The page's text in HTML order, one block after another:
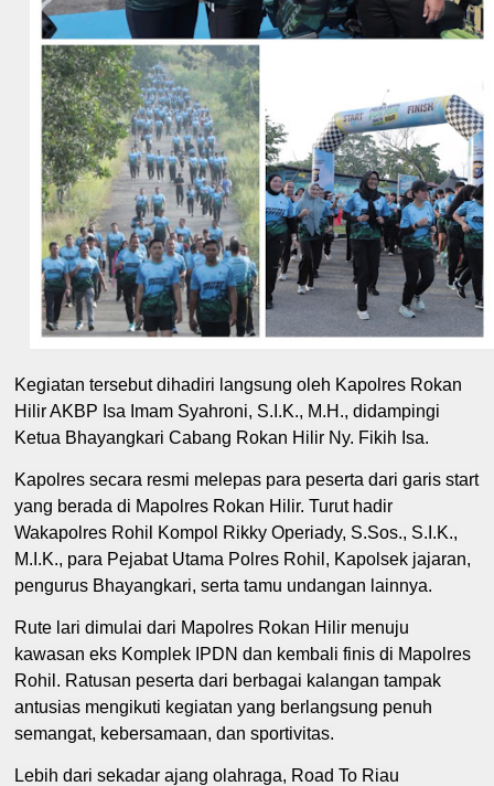
Kegiatan tersebut dihadiri langsung oleh Kapolres Rokan
Hilir AKBP Isa Imam Syahroni, S.I.K., M.H., didampingi
Ketua Bhayangkari Cabang Rokan Hilir Ny. Fikih Isa.
Kapolres secara resmi melepas para peserta dari garis start
yang berada di Mapolres Rokan Hilir. Turut hadir
Wakapolres Rohil Kompol Rikky Operiady, S.Sos., S.I.K.,
M.I.K., para Pejabat Utama Polres Rohil, Kapolsek jajaran,
pengurus Bhayangkari, serta tamu undangan lainnya.
Rute lari dimulai dari Mapolres Rokan Hilir menuju
kawasan eks Komplek IPDN dan kembali finis di Mapolres
Rohil. Ratusan peserta dari berbagai kalangan tampak
antusias mengikuti kegiatan yang berlangsung penuh
semangat, kebersamaan, dan sportivitas.
Lebih dari sekadar ajang olahraga, Road To Riau